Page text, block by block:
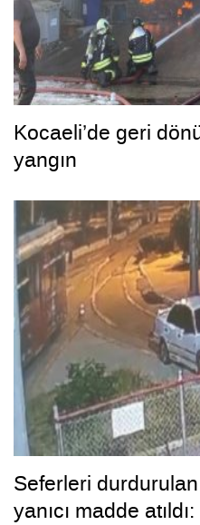
Kocaeli’de geri
yangın
Seferleri
yanıcı madde